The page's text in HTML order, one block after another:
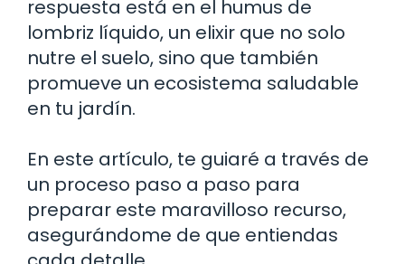
respuesta está en el humus de
lombriz líquido, un elixir que no solo
nutre el suelo, sino que también
promueve un ecosistema saludable
en tu jardín.
En este artículo, te guiaré a través de
un proceso paso a paso para
preparar este maravilloso recurso,
asegurándome de que entiendas